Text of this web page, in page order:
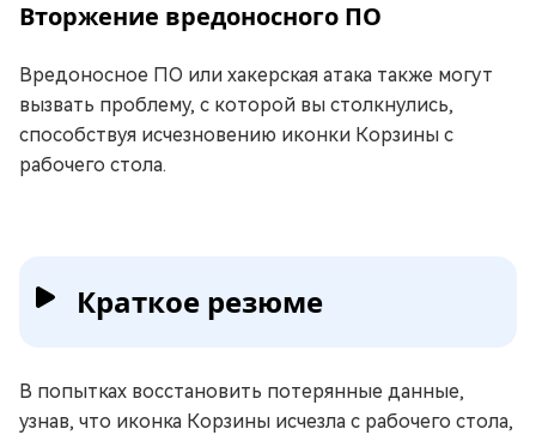
Вторжение вредоносного ПО
Вредоносное ПО или хакерская атака также могут
вызвать проблему, с которой вы столкнулись,
способствуя исчезновению иконки Корзины с
рабочего стола.
Краткое резюме
В попытках восстановить потерянные данные,
узнав, что иконка Корзины исчезла с рабочего стола,